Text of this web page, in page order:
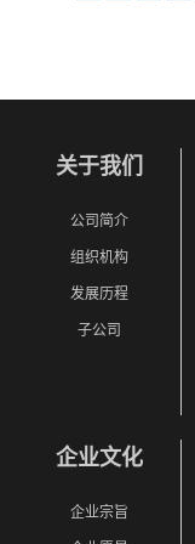
关于我们
公司简介
组织机构
发展历程
子公司
企业文化
企业宗旨